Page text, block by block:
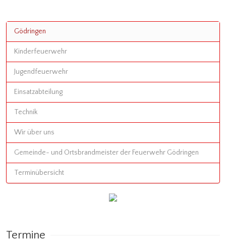
Gödringen
Kinderfeuerwehr
Jugendfeuerwehr
Einsatzabteilung
Technik
Wir über uns
Gemeinde- und Ortsbrandmeister der Feuerwehr Gödringen
Terminübersicht
Termine